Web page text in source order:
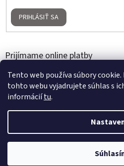
Tento web používa súbory
tohto webu vyjadrujete súhlas s
informáciítu.
2 + 1 ZADARMO na umelé kvety a
PRIHLÁSIŤ SA
Prijímame online platby
Vytvoril
Home Gallery.